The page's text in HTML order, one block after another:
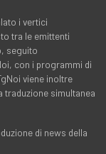
i vertici
tra le emittenti
seguito
con i programmi di
viene inoltre
traduzione simultanea
di news della